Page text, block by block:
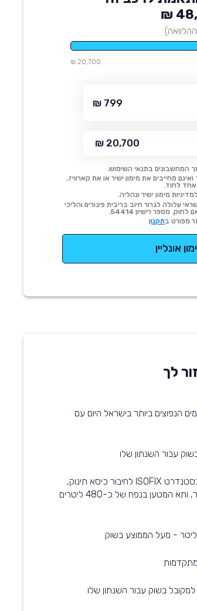
20,700 ₪
799 ₪
20,700 ₪
המחשבונים בתנאי השימוש.
מחייבים את מימון ישיר או את קארוויז,
אחד לחוד.
מימון ישיר ונהליה.
עלולה לגרור חיוב בריבית פיגורים והליכי
מספר רישיון 54414.
מפורט בתקנון
אונליין
לך
2022 הוא בין הדגמים הנפוצים ביותר בישראל היום עם
עבור השנתון שלו
רכב זה מותאם לתינוקות - הוא עומד בסטנדרט ISOFIX לחיבור כיסא תינוק,
קיימת אפשרות לנטרל את כריות האוויר, ותא המטען בנפח של כ-480 ליטרים
בשוק עבור השנתון שלו